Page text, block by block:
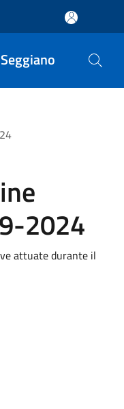
2024
attuate durante il